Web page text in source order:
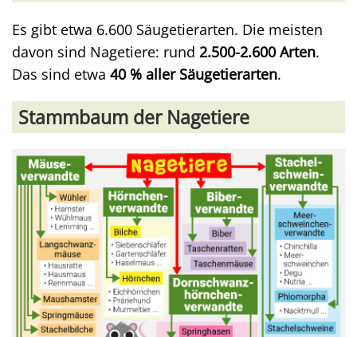
Es gibt etwa 6.600 Säugetierarten. Die meisten
davon sind Nagetiere: rund 2.500-2.600 Arten.
Das sind etwa 40 % aller Säugetierarten.
Stammbaum der Nagetiere